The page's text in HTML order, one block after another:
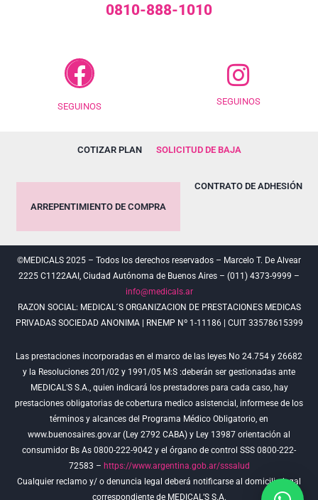
0810-888-1010
SEGUINOS SEGUINOS
COTIZAR PLAN SOLICITUD DE BAJA
ARREPENTIMIENTO DE COMPRA
CONTRATO DE ADHESIÓN
©MEDICALS 2025 – Todos los derechos reservados – Marcelo T. De Alvear
2225 C1122AAI, Ciudad Autónoma de Buenos Aires – (011) 4373-9999 –
info@medicals.ar
RAZON SOCIAL: MEDICAL´S ORGANIZACION DE PRESTACIONES MEDICAS
PRIVADAS SOCIEDAD ANONIMA | RNEMP Nº 1-11186 | CUIT 33578615399
Las prestaciones incorporadas en el marco de las leyes No 24.754 y 26682
y la Resoluciones 201/02 y 1991/05 M:S :deberán ser gestionadas ante
MEDICAL’S S.A., quien indicará los prestadores para cada caso, hay
prestaciones obligatorias de cobertura medico asistencial, informese de los
términos y alcances del Programa Médico Obligatorio, en
www.buenosaires.gov.ar (Ley 2792 CABA) y Ley 13987 orientación al
consumidor Bs As 0800-222-9042 y el órgano de control SSS 0800-222-
72583 – https://www.argentina.gob.ar/sssalud
Cualquier reclamo y/ o denuncia legal deberá notificarse al domicilio legal
correspondiente de MEDICAL’S S.A.